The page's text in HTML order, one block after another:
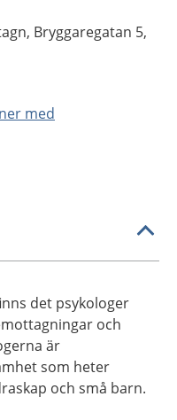
Bryggaregatan 5,
med
det psykologer
och
är
som heter
och små barn.